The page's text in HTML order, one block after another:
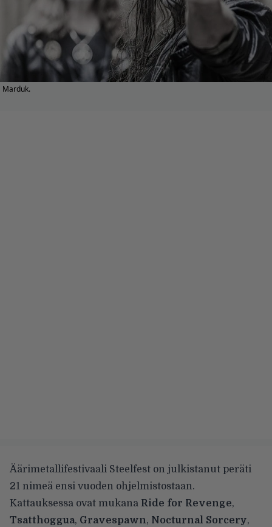
Marduk.
Äärimetallifestivaali Steelfest on julkistanut peräti
21 nimeä ensi vuoden ohjelmistostaan.
Kattauksessa ovat mukana Ride for Revenge,
Tsatthoggua, Gravespawn, Nocturnal Sorcery,